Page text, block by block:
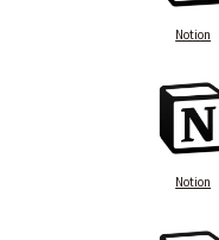
Notion
Notion